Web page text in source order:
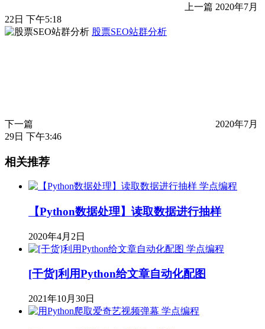
上一篇 2020年7月
22日 下午5:18
股票SEO站群分析
下一篇
2020年7月
29日 下午3:46
相关推荐
学点编程
【Python数据处理】读取数据进行抽样
2020年4月2日
学点编程
[干货]利用Python给文章自动化配图
2021年10月30日
学点编程